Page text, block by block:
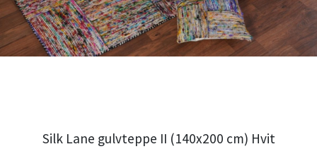
Silk Lane gulvteppe II (140x200 cm) Hvit